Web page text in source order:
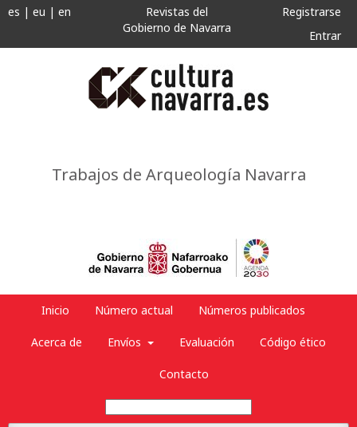
Trabajos de Arqueología Navarra
Inicio Número actual Números publicados
Acerca de Envíos Evaluación Código ético
Contacto
es | eu | en
Revistas del
Gobierno de Navarra
Registrarse
Entrar